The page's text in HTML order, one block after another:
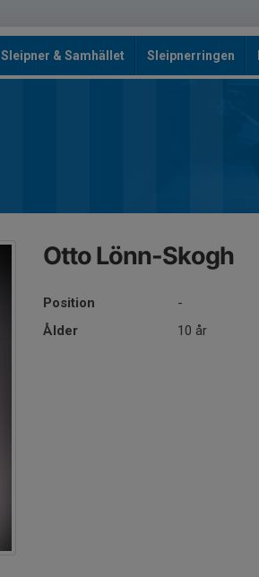
Sleipner & Samhället Sleipnerringen
Otto Lönn-Skogh
Position
-
Ålder
10 år